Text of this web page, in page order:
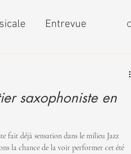
Entrevue
saxophoniste en
fait déjà sensation dans le milieu Jazz
la chance de la voir performer cet été